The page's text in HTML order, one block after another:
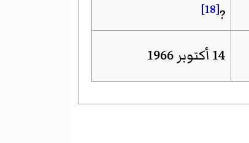
?
[18]
14 أكتوبر 1966